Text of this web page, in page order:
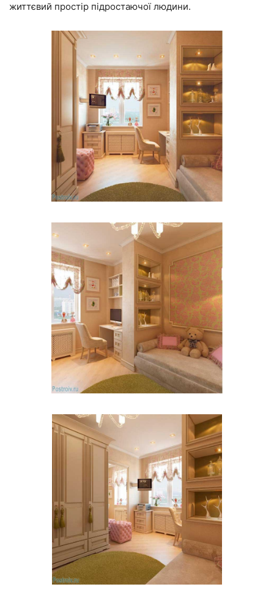
життєвий простір підростаючої людини.